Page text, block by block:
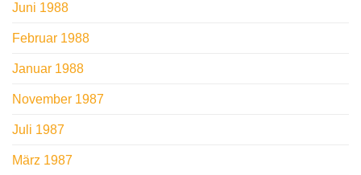
Juni 1988
Februar 1988
Januar 1988
November 1987
Juli 1987
März 1987